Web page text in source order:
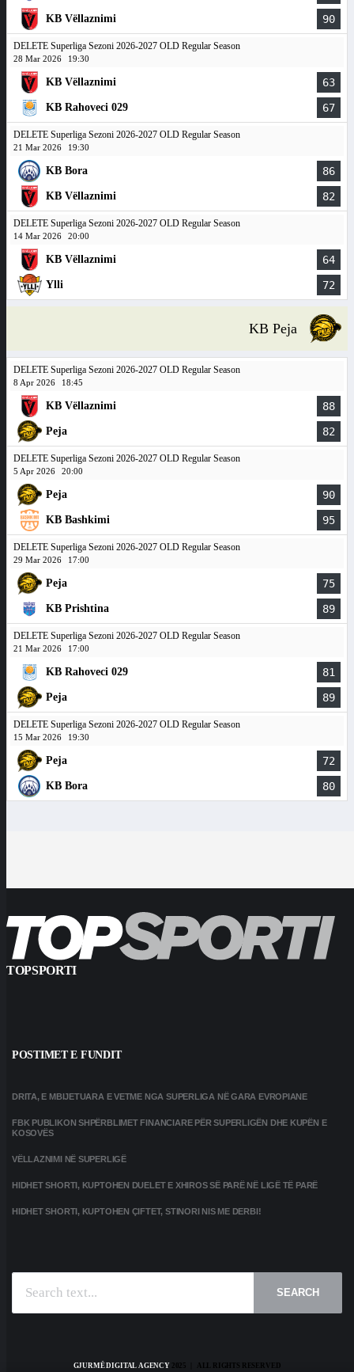
KB Vëllaznimi 90
DELETE Superliga Sezoni 2026-2027 OLD Regular Season
28 Mar 2026 19:30
KB Vëllaznimi 63
KB Rahoveci 029 67
DELETE Superliga Sezoni 2026-2027 OLD Regular Season
21 Mar 2026 19:30
KB Bora 86
KB Vëllaznimi 82
DELETE Superliga Sezoni 2026-2027 OLD Regular Season
14 Mar 2026 20:00
KB Vëllaznimi 64
Ylli 72
KB Peja
DELETE Superliga Sezoni 2026-2027 OLD Regular Season
8 Apr 2026 18:45
KB Vëllaznimi 88
Peja 82
DELETE Superliga Sezoni 2026-2027 OLD Regular Season
5 Apr 2026 20:00
Peja 90
KB Bashkimi 95
DELETE Superliga Sezoni 2026-2027 OLD Regular Season
29 Mar 2026 17:00
Peja 75
KB Prishtina 89
DELETE Superliga Sezoni 2026-2027 OLD Regular Season
21 Mar 2026 17:00
KB Rahoveci 029 81
Peja 89
DELETE Superliga Sezoni 2026-2027 OLD Regular Season
15 Mar 2026 19:30
Peja 72
KB Bora 80
TOPSPORTI
POSTIMET E FUNDIT
DRITA, E MBIJETUARA E VETME NGA SUPERLIGA NË GARA EVROPIANE
FBK PUBLIKON SHPËRBLIMET FINANCIARE PËR SUPERLIGËN DHE KUPËN E
KOSOVËS
VËLLAZNIMI NË SUPERLIGË
HIDHET SHORTI, KUPTOHEN DUELET E XHIROS SË PARË NË LIGË TË PARË
HIDHET SHORTI, KUPTOHEN ÇIFTET, STINORI NIS ME DERBI!
SEARCH
GJURMË DIGITAL AGENCY2025 | ALL RIGHTS RESERVED